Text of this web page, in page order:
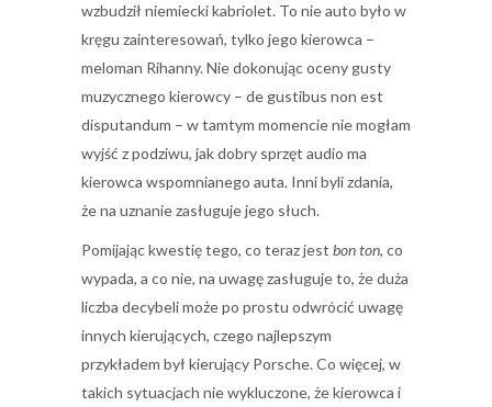
wzbudził niemiecki kabriolet. To nie auto było w
kręgu zainteresowań, tylko jego kierowca –
meloman Rihanny. Nie dokonując oceny gusty
muzycznego kierowcy – de gustibus non est
disputandum – w tamtym momencie nie mogłam
wyjść z podziwu, jak dobry sprzęt audio ma
kierowca wspomnianego auta. Inni byli zdania,
że na uznanie zasługuje jego słuch.
Pomijając kwestię tego, co teraz jest bon ton, co
wypada, a co nie, na uwagę zasługuje to, że duża
liczba decybeli może po prostu odwrócić uwagę
innych kierujących, czego najlepszym
przykładem był kierujący Porsche. Co więcej, w
takich sytuacjach nie wykluczone, że kierowca i